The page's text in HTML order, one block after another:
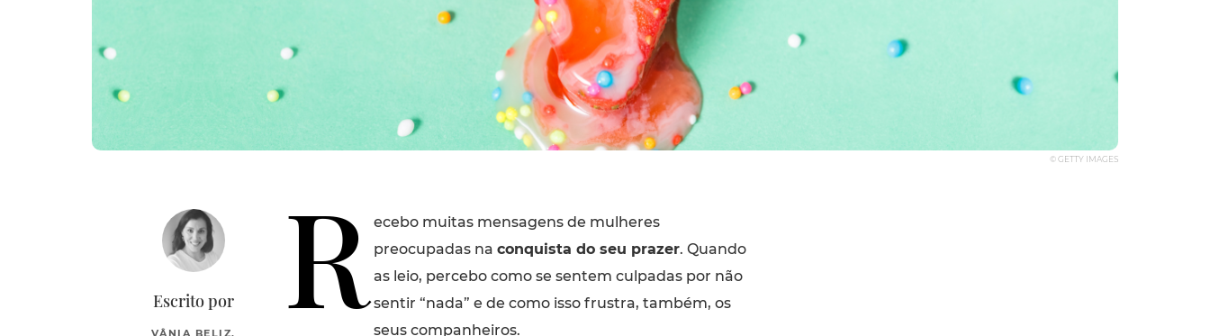
© GETTY IMAGES
Escrito por
VÂNIA BELIZ,
R ecebo muitas mensagens de mulheres
preocupadas na conquista do seu prazer. Quando
as leio, percebo como se sentem culpadas por não
sentir “nada” e de como isso frustra, também, os
seus companheiros.